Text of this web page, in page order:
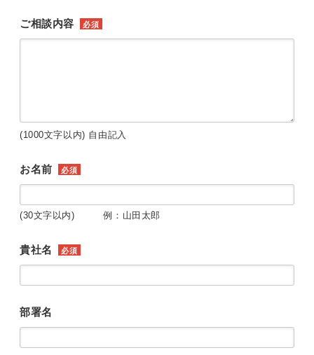
ご相談内容 必須
(1000文字以内) 自由記入
お名前 必須
(30文字以内) 例：山田太郎
貴社名 必須
部署名